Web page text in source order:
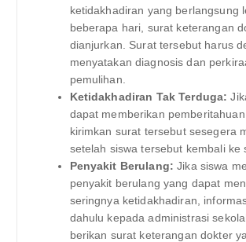
ketidakhadiran yang berlangsung
beberapa hari, surat keterangan
dianjurkan. Surat tersebut harus
menyatakan diagnosis dan
pemulihan.
Ketidakhadiran Tak Terduga:
dapat memberikan pemberitahuan
kirimkan surat tersebut sesegera
setelah siswa tersebut kembali ke
Penyakit Berulang: Jika siswa
penyakit berulang yang dapat
seringnya ketidakhadiran,
dahulu kepada administrasi
berikan surat keterangan dokter